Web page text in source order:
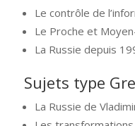
Le contrôle de
Le Proche et
La Russie depuis
Sujets type
La Russie de